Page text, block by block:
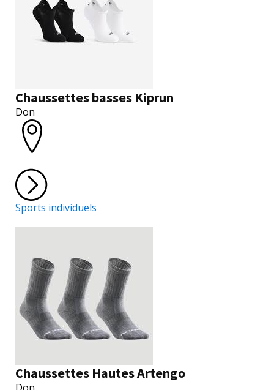
Chaussettes basses Kiprun
Don
Sports individuels
Chaussettes Hautes Artengo